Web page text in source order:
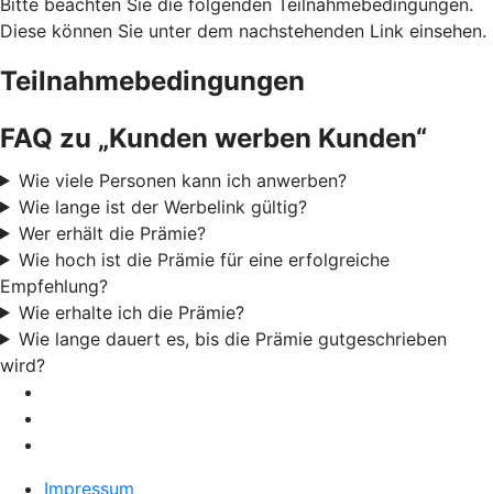
Diese können Sie unter dem nachstehenden Link einsehen.
Teilnahmebedingungen
FAQ zu „Kunden werben Kunden“
Wie viele Personen kann ich anwerben?
Wie lange ist der Werbelink gültig?
Wer erhält die Prämie?
Wie hoch ist die Prämie für eine erfolgreiche
Empfehlung?
Wie erhalte ich die Prämie?
Wie lange dauert es, bis die Prämie gutgeschrieben
wird?
Impressum